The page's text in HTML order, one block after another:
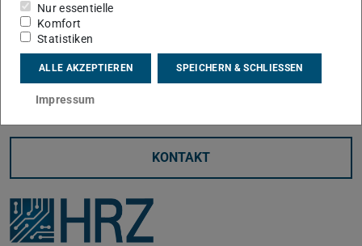
keine Auswirkungen für Nutzende zu erwarten.
Sollten wider Erwarten nach der Umstellung Probleme
idmadmin@hrz.tu-…mit dem Betreff [TU-LDAP].
KONTAKT
Nur essentielle
Komfort
Statistiken
ALLE AKZEPTIEREN SPEICHERN & SCHLIESSEN
Impressum